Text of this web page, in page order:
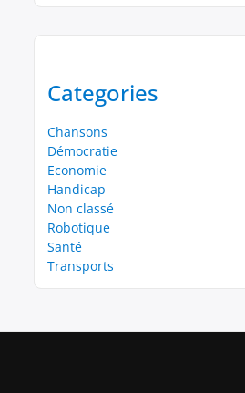
Categories
Chansons
Démocratie
Economie
Handicap
Non classé
Robotique
Santé
Transports